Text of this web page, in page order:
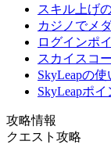
スキル上げ
カジノでメ
ログインポ
スカイスコ
SkyLeapの
SkyLeapポ
攻略情報
クエスト攻略